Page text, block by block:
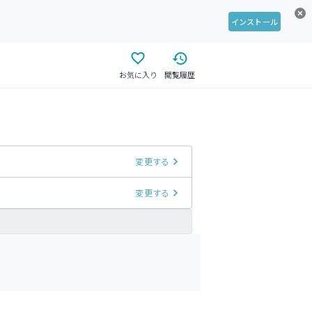
インストール
お気に入り 閲覧履歴
変更する
変更する